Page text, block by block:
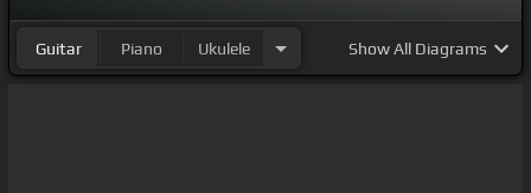
Guitar Piano Ukulele ShowAll Diagrams